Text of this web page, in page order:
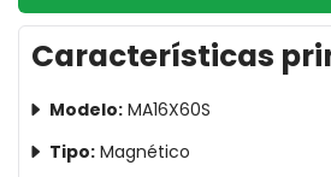
Características
Modelo: MA16X60S
Tipo: Magnético